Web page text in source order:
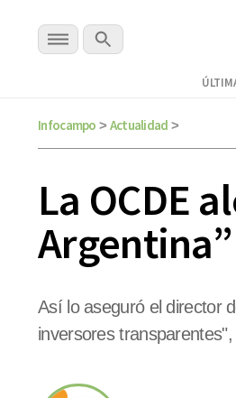
Infocampo > Actualidad >
La OCDE
Argentina”
Así lo aseguró el director
inversores transparentes",